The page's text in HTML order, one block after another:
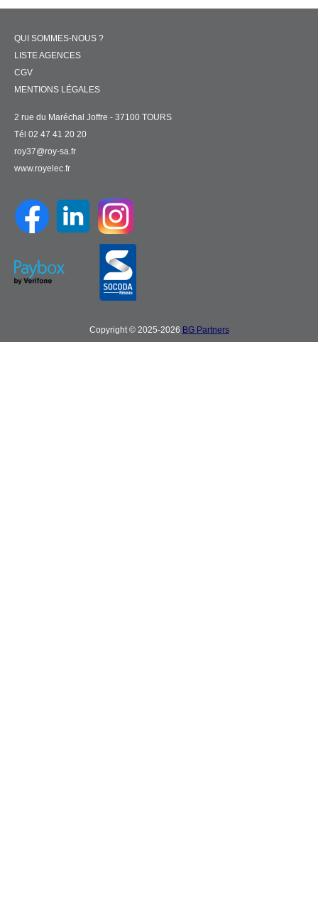
QUI SOMMES-NOUS ?
LISTE AGENCES
CGV
MENTIONS LÉGALES
2 rue du Maréchal Joffre - 37100 TOURS
Tél 02 47 41 20 20
roy37@roy-sa.fr
www.royelec.fr
Copyright © 2025-2026 BG Partners